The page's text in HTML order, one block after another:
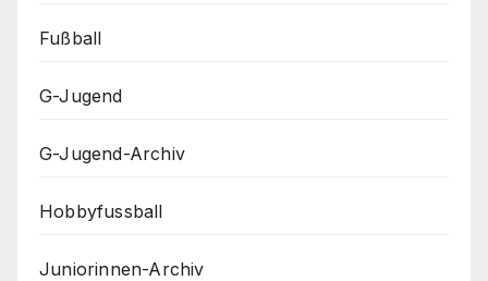
Fußball
G-Jugend
G-Jugend-Archiv
Hobbyfussball
Juniorinnen-Archiv